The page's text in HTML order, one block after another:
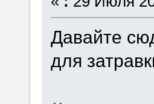
Давайте
для